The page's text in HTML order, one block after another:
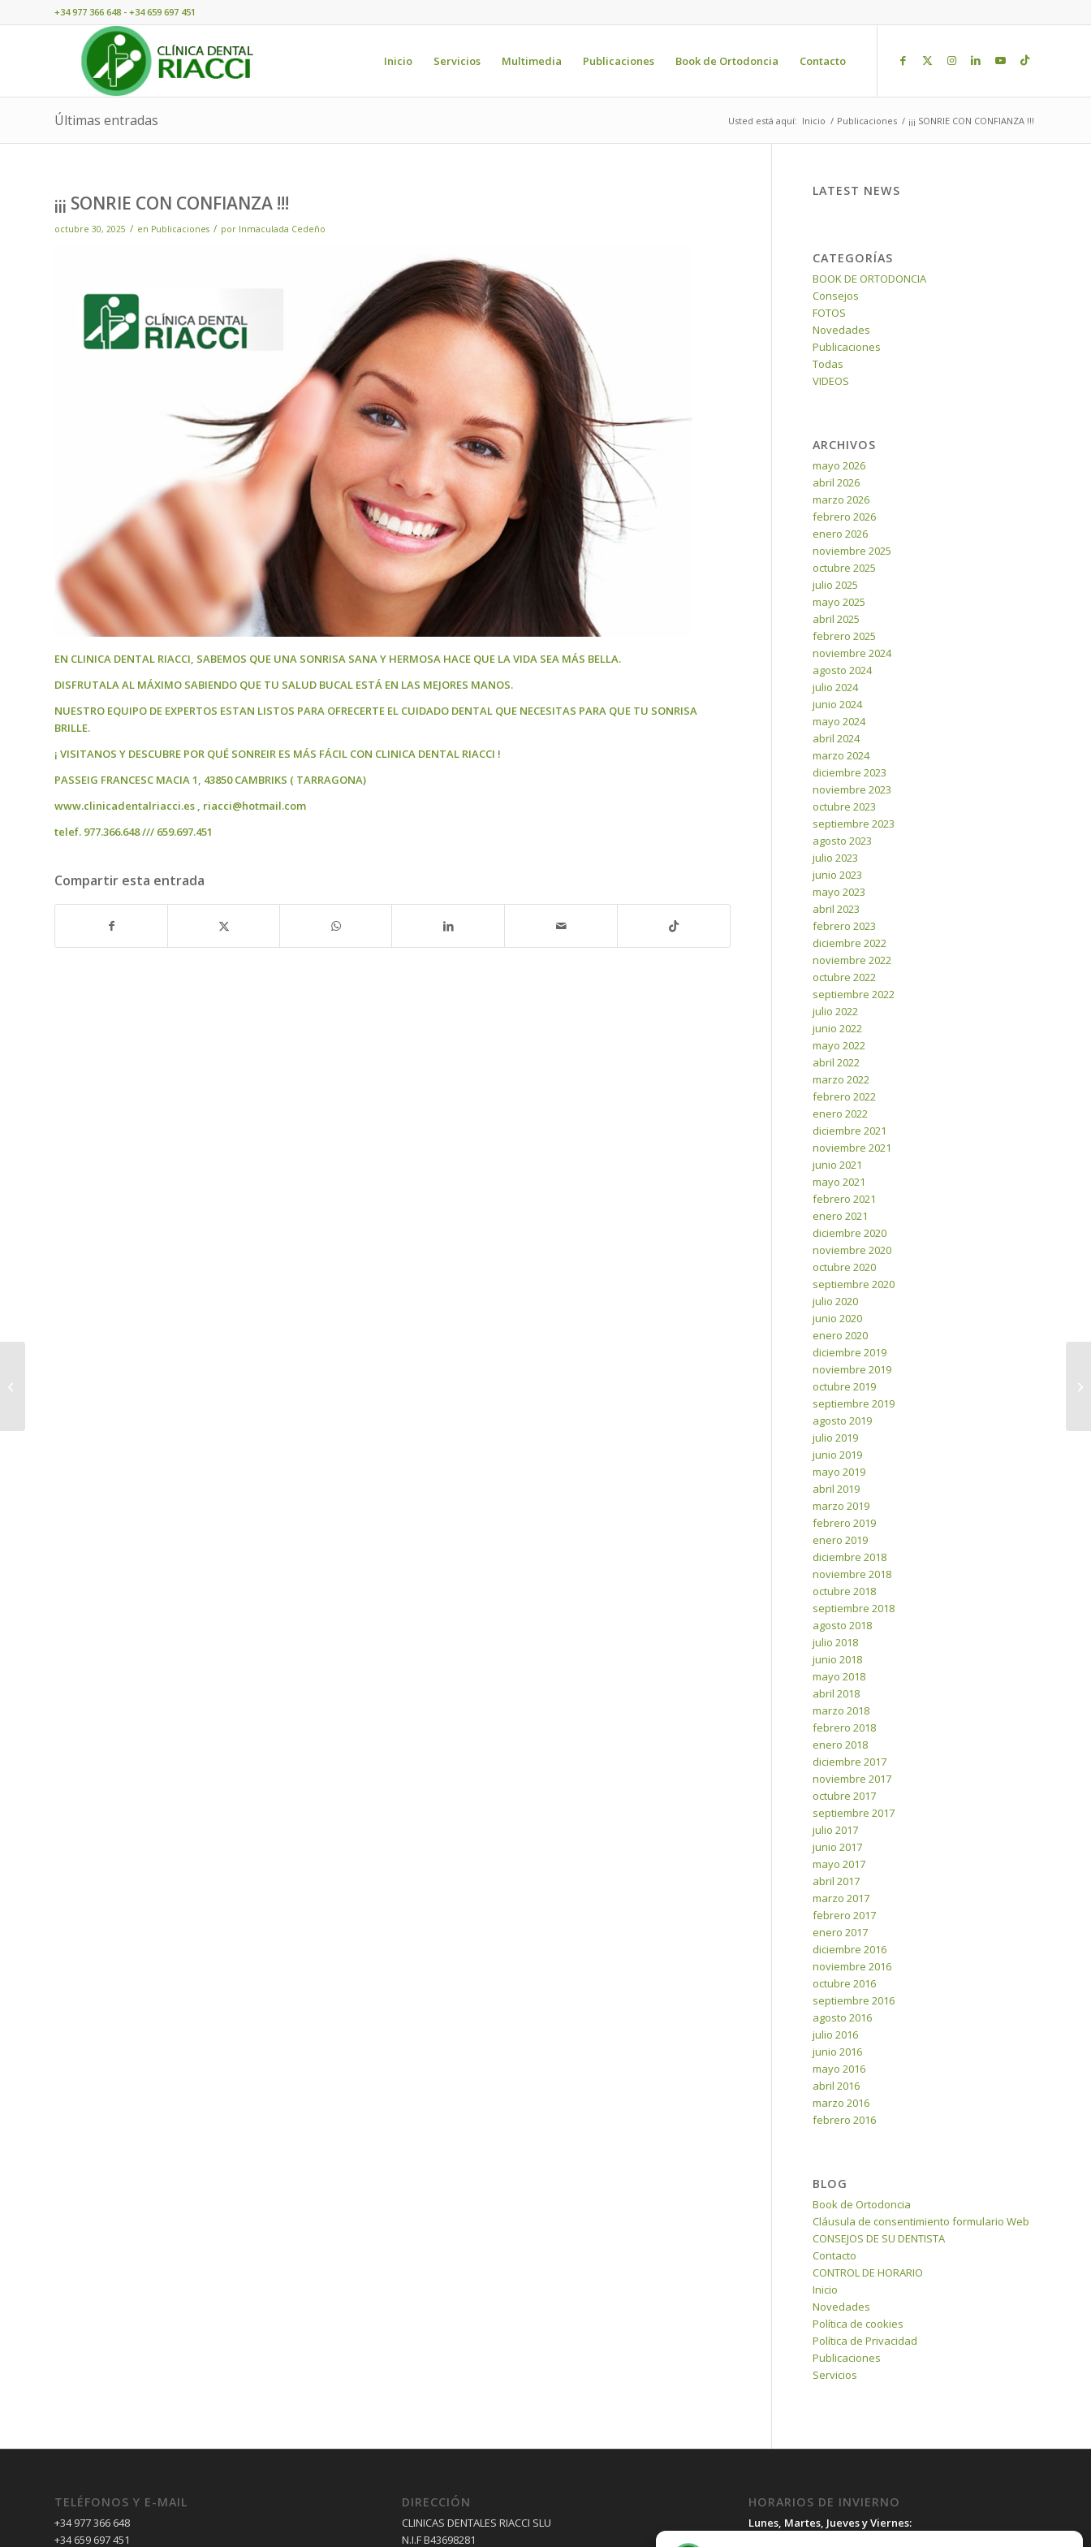
+34 977 366 648 - +34 659 697 451
Inicio Servicios Multimedia Publicaciones Book de Ortodoncia Contacto
Últimas entradas Usted está aquí: Inicio / Publicaciones / ¡¡¡ SONRIE CON CONFIANZA !!!
¡¡¡ SONRIE CON CONFIANZA !!!
octubre 30, 2025 / en Publicaciones / por Inmaculada Cedeño
EN CLINICA DENTAL RIACCI, SABEMOS QUE UNA SONRISA SANA Y HERMOSA HACE QUE LA VIDA SEA MÁS BELLA.
DISFRUTALA AL MÁXIMO SABIENDO QUE TU SALUD BUCAL ESTÁ EN LAS MEJORES MANOS.
NUESTRO EQUIPO DE EXPERTOS ESTAN LISTOS PARA OFRECERTE EL CUIDADO DENTAL QUE NECESITAS PARA QUE TU SONRISA
BRILLE.
¡ VISITANOS Y DESCUBRE POR QUÉ SONREIR ES MÁS FÁCIL CON CLINICA DENTAL RIACCI !
PASSEIG FRANCESC MACIA 1, 43850 CAMBRIKS ( TARRAGONA)
www.clinicadentalriacci.es , riacci@hotmail.com
telef. 977.366.648 /// 659.697.451
Compartir esta entrada
LATEST NEWS
CATEGORÍAS
BOOK DE ORTODONCIA
Consejos
FOTOS
Novedades
Publicaciones
Todas
VIDEOS
ARCHIVOS
mayo 2026
abril 2026
marzo 2026
febrero 2026
enero 2026
noviembre 2025
octubre 2025
julio 2025
mayo 2025
abril 2025
febrero 2025
noviembre 2024
agosto 2024
julio 2024
junio 2024
mayo 2024
abril 2024
marzo 2024
diciembre 2023
noviembre 2023
octubre 2023
septiembre 2023
agosto 2023
julio 2023
junio 2023
mayo 2023
abril 2023
febrero 2023
diciembre 2022
noviembre 2022
octubre 2022
septiembre 2022
julio 2022
junio 2022
mayo 2022
abril 2022
marzo 2022
febrero 2022
enero 2022
diciembre 2021
noviembre 2021
junio 2021
mayo 2021
febrero 2021
enero 2021
diciembre 2020
noviembre 2020
octubre 2020
septiembre 2020
julio 2020
junio 2020
enero 2020
diciembre 2019
noviembre 2019
octubre 2019
septiembre 2019
agosto 2019
julio 2019
junio 2019
mayo 2019
abril 2019
marzo 2019
febrero 2019
enero 2019
diciembre 2018
noviembre 2018
octubre 2018
septiembre 2018
agosto 2018
julio 2018
junio 2018
mayo 2018
abril 2018
marzo 2018
febrero 2018
enero 2018
diciembre 2017
noviembre 2017
octubre 2017
septiembre 2017
julio 2017
junio 2017
mayo 2017
abril 2017
marzo 2017
febrero 2017
enero 2017
diciembre 2016
noviembre 2016
octubre 2016
septiembre 2016
agosto 2016
julio 2016
junio 2016
mayo 2016
abril 2016
marzo 2016
febrero 2016
BLOG
Book de Ortodoncia
Cláusula de consentimiento formulario Web
CONSEJOS DE SU DENTISTA
Contacto
CONTROL DE HORARIO
Inicio
Novedades
Política de cookies
Política de Privacidad
Publicaciones
Servicios
TELÉFONOS Y E-MAIL
+34 977 366 648
+34 659 697 451
DIRECCIÓN
CLINICAS DENTALES RIACCI SLU
N.I.F B43698281
HORARIOS DE INVIERNO
Lunes, Martes, Jueves y Viernes: